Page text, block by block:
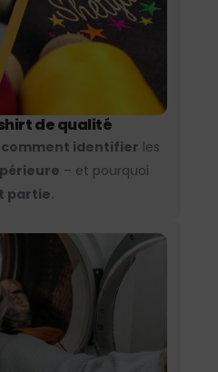
de qualité
comment identifier les
– et pourquoi
partie.